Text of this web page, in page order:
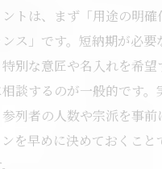
トは、まず「用途の明確
ス」です。短納期が必要
別な意匠や名入れを希望
談するのが一般的です。
列者の人数や宗派を事
を早めに決めておくこと